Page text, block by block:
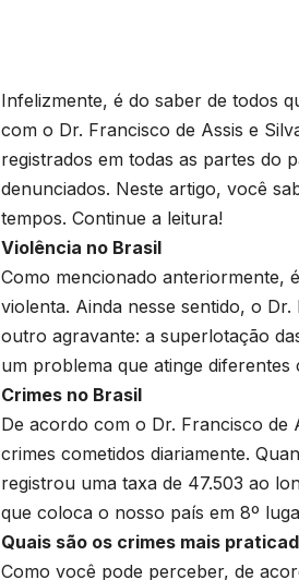
Infelizmente, é do saber de todos
com o Dr. Francisco de Assis e
registrados em todas as partes do
denunciados. Neste artigo, você
tempos. Continue a leitura!
Violência no Brasil
Como mencionado anteriormente,
violenta. Ainda nesse sentido, o
outro agravante: a superlotação
um problema que atinge diferentes
Crimes no Brasil
De acordo com o Dr. Francisco de
crimes cometidos diariamente.
registrou uma taxa de 47.503 ao
que coloca o nosso país em 8º
Quais são os crimes mais
Como você pode perceber, de